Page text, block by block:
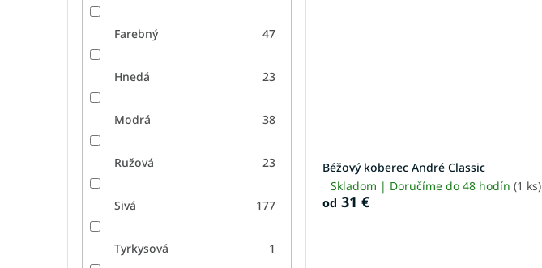
Farebný 47
Hnedá 23
Modrá 38
Ružová 23
Sivá 177
Tyrkysová 1
Béžový koberec André Classic
Skladom | Doručíme do 48 hodín(1 ks)
od 31 €